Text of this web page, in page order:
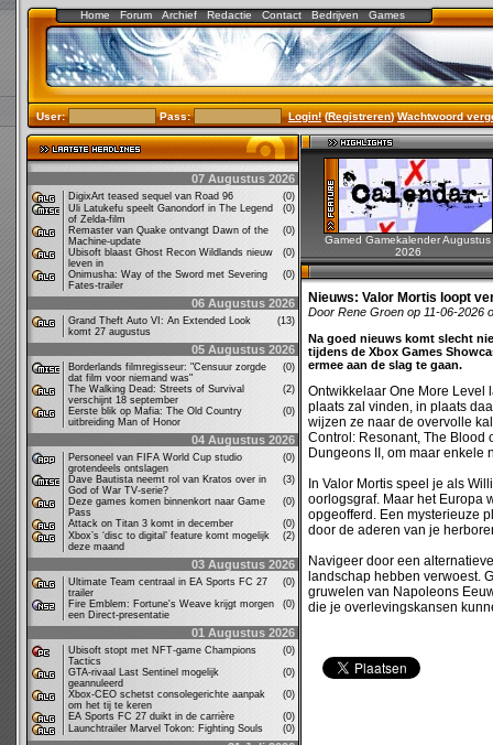
Home Forum Archief Redactie Contact Bedrijven Games
User: Pass: Login!(Registreren)Wachtwoord
07 Augustus 2026
DigixArt teased sequel van Road 96
(0)
Uli Latukefu speelt Ganondorf in The Legend
of Zelda-film
(0)
Remaster van Quake ontvangt Dawn of the
Machine-update
(0)
Ubisoft blaast Ghost Recon Wildlands nieuw
leven in
(0)
Onimusha: Way of the Sword met Severing
Fates-trailer
(0)
06 Augustus 2026
Grand Theft Auto VI: An Extended Look
komt 27 augustus
(13)
05 Augustus 2026
Borderlands filmregisseur: "Censuur zorgde
dat film voor niemand was"
(0)
The Walking Dead: Streets of Survival
verschijnt 18 september
(2)
Eerste blik op Mafia: The Old Country
uitbreiding Man of Honor
(0)
04 Augustus 2026
Personeel van FIFA World Cup studio
grotendeels ontslagen
(0)
Dave Bautista neemt rol van Kratos over in
God of War TV-serie?
(3)
Deze games komen binnenkort naar Game
Pass
(0)
Attack on Titan 3 komt in december
(0)
Xbox’s ‘disc to digital’ feature komt mogelijk
deze maand
(2)
03 Augustus 2026
Ultimate Team centraal in EA Sports FC 27
trailer
(0)
Fire Emblem: Fortune's Weave krijgt morgen
een Direct-presentatie
(0)
01 Augustus 2026
Ubisoft stopt met NFT-game Champions
Tactics
(0)
GTA-rivaal Last Sentinel mogelijk
geannuleerd
(0)
Xbox-CEO schetst consolegerichte aanpak
om het tij te keren
(0)
EA Sports FC 27 duikt in de carrière
(0)
Launchtrailer Marvel Tokon: Fighting Souls
(0)
Gamed Gamekalender Augustus
2026
Nieuws: Valor Mortis loopt
Door Rene Groen op 11-06-2026
Na goed nieuws komt slecht
tijdens de Xbox Games
ermee aan de slag te gaan.
Ontwikkelaar One More Level
plaats zal vinden, in plaats
wijzen ze naar de overvolle
Control: Resonant, The Blood
Dungeons II, om maar enkele
In Valor Mortis speel je als
oorlogsgraf. Maar het Europa
opgeofferd. Een mysterieuze
door de aderen van je
Navigeer door een
landschap hebben verwoest.
gruwelen van Napoleons
die je overlevingskansen